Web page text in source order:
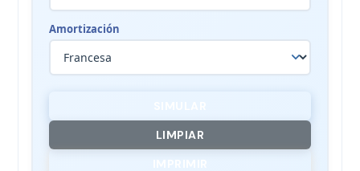
Amortización
LIMPIAR
IMPRIMIR